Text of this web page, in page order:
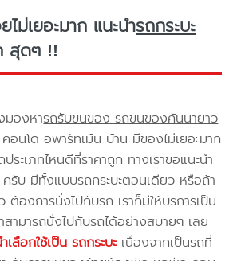
ม่เยอะมาก แนะนำรถกระบะ
สุดๆ !!
มองหารถรับขนของ รถขนของคันนายาว
นโด อพาร์ทเม้น บ้าน มีของไม่เยอะมาก
ประเภทไหนดีที่ราคาถูก ทางเราขอแนะนำ
ครับ มีทั้งแบบรถกระบะตอนเดียว หรือถ้า
ต้องการนั่งไปกับรถ เราก็มีให้บริการเป็น
สามารถนั่งไปกับรถได้อย่างสบายๆ เลย
ำเลือกใช้เป็น รถกระบะ เนื่องจากเป็นรถที่